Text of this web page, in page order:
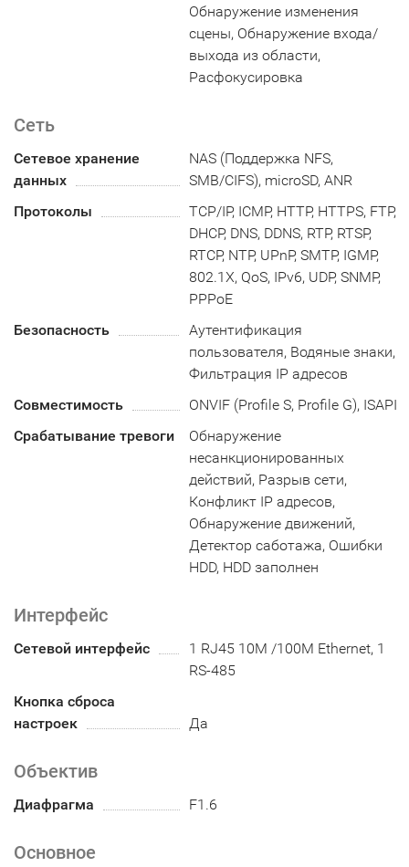
Обнаружение изменения
сцены, Обнаружение входа/
выхода из области,
Расфокусировка
Сеть
Сетевое хранение
данных
NAS (Поддержка NFS,
SMB/CIFS), microSD, ANR
Протоколы
TCP/IP, ICMP, HTTP, HTTPS, FTP,
DHCP, DNS, DDNS, RTP, RTSP,
RTCP, NTP, UPnP, SMTP, IGMP,
802.1X, QoS, IPv6, UDP, SNMP,
PPPoE
Безопасность
Аутентификация
пользователя, Водяные знаки,
Фильтрация IP адресов
Совместимость
ONVIF (Profile S, Profile G), ISAPI
Срабатывание тревоги
Обнаружение
несанкционированных
действий, Разрыв сети,
Конфликт IP адресов,
Обнаружение движений,
Детектор саботажа, Ошибки
HDD, HDD заполнен
Интерфейс
Сетевой интерфейс
1 RJ45 10M /100M Ethernet, 1
RS-485
Кнопка сброса
настроек
Да
Объектив
Диафрагма F1.6
Основное